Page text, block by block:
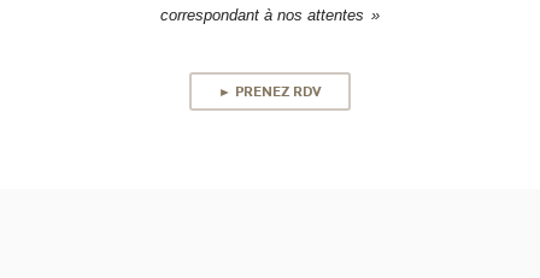
correspondant à nos attentes
► PRENEZ RDV